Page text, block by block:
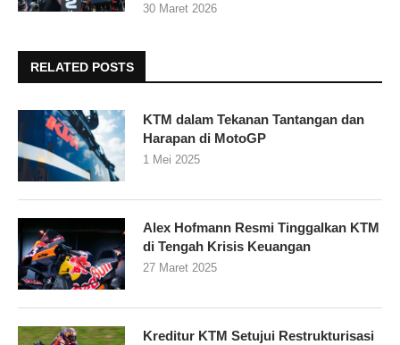
30 Maret 2026
RELATED POSTS
KTM dalam Tekanan Tantangan dan
Harapan di MotoGP
1 Mei 2025
Alex Hofmann Resmi Tinggalkan KTM
di Tengah Krisis Keuangan
27 Maret 2025
Kreditur KTM Setujui Restrukturisasi